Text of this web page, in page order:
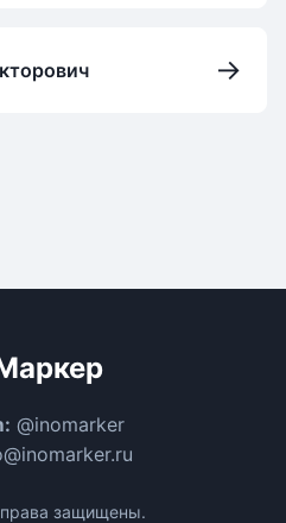
→
@inomarker
защищены.